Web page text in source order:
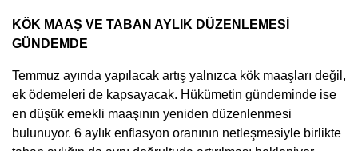
KÖK MAAŞ VE TABAN AYLIK DÜZENLEMESİ
GÜNDEMDE
Temmuz ayında yapılacak artış yalnızca kök maaşları değil,
ek ödemeleri de kapsayacak. Hükümetin gündeminde ise
en düşük emekli maaşının yeniden düzenlenmesi
bulunuyor. 6 aylık enflasyon oranının netleşmesiyle birlikte